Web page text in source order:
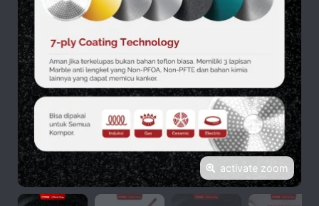
activate zoom